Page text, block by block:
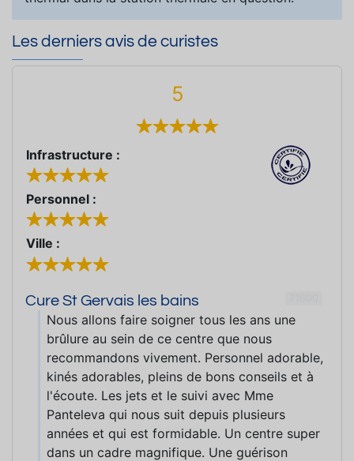
Les derniers avis de curistes
5
Infrastructure :
Personnel :
Ville :
Cure St Gervais les bains
Nous allons faire soigner tous les ans une
brûlure au sein de ce centre que nous
recommandons vivement. Personnel adorable,
kinés adorables, pleins de bons conseils et à
l'écoute. Les jets et le suivi avec Mme
Panteleva qui nous suit depuis plusieurs
années et qui est formidable. Un centre super
dans un cadre magnifique. Une guérison